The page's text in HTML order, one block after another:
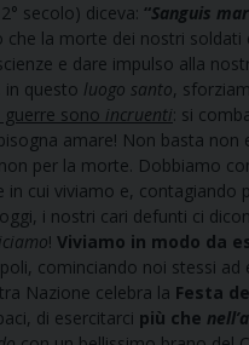
secolo) diceva: “Sanguis
che la morte dei nostri
e dare impulso alla
questo luogo santo,
guerre sono incruenti: si
amare! Non basta
per la morte. Dobbiamo
in cui viviamo e,
i nostri cari defunti ci
! Viviamo in modo da
cominciando noi stessi
celebra la Festa
di esercitarci più che